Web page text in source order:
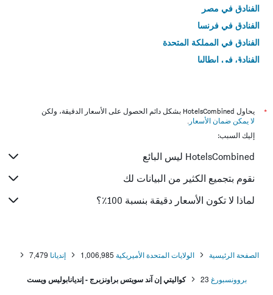
الفنادق في مصر
الفنادق في فرنسا
الفنادق في المملكة المتحدة
الفنادق في إيطاليا
*
يحاول HotelsCombined بشكل دائم الحصول على الأسعار الدقيقة، ولكن
لا يمكن ضمان الأسعار .
إليك السبب:
HotelsCombined ليس البائع
نقوم بتجميع الكثير من البيانات لك
لماذا لا تكون الأسعار دقيقة بنسبة 100٪؟
الصفحة الرئيسية الولايات المتحدة الأميريكية 1,006,985 إنديانا 7,479
بروونسبورغ 23 كواليتي إن آند سويتس براونزبرج - إنديانابوليس ويست